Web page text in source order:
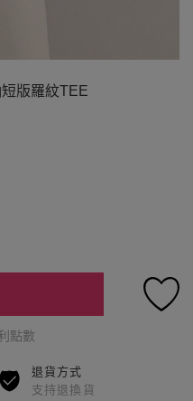
版羅紋TEE
點數
退貨方式
支持退換貨